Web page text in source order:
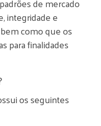
integridade e
como que os
para finalidades
os seguintes